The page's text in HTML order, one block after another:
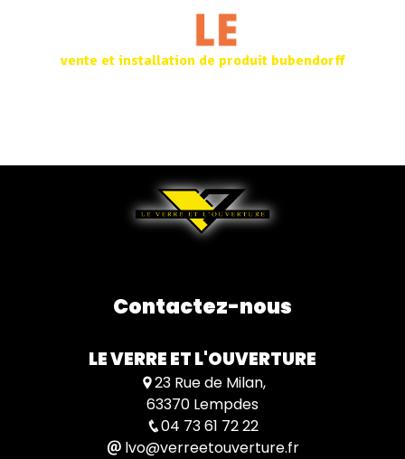
vente et installation de produit bubendorff
Contactez-nous
LE VERRE ET L'OUVERTURE
23 Rue de Milan,
63370 Lempdes
04 73 61 72 22
lvo@verreetouverture.fr